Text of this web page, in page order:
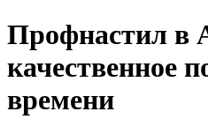
Профнастил в
качественное
времени